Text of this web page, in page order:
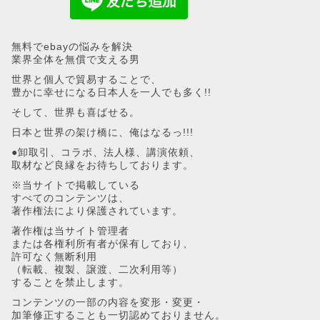
無料でebayの悩みを解決
業界全体を無償で支える男
世界と個人で貿易することで、
豊かに幸せになる日本人を一人でも多く!!
そして、世界も喜ばせる。
日本と世界の架け橋に、俺はなるっ!!!
●卸取引、コラボ、法人様、講演依頼、
取材など良縁をお待ちしております。
※当サイトで掲載している
すべてのコンテンツは、
著作権法により保護されています。
著作権は当サイト管理者
または各権利所有者が保有しており、
許可なく無断利用
（転載、複製、譲渡、二次利用等）
することを禁止します。
コンテンツの一部の内容を変形・変更・
加筆修正することも一切認めておりません。